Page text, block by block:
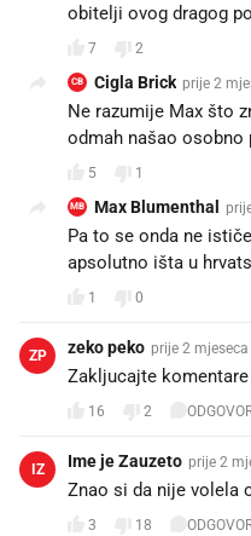
obitelji ovog dragog
7 2
CB Cigla Brick prije 2
Ne razumije Max što
odmah našao osobno
5 1
MB Max Blumenthal
Pa to se onda ne
apsolutno išta u
1 0
ZP zeko peko prije 2 mjeseca
Zakljucajte komentare
16 2
IZ Ime je Zauzeto prije 2
Znao si da nije volela
3 18